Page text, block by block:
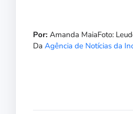
Por: Amanda MaiaFoto:
Da Agência de Notícias da